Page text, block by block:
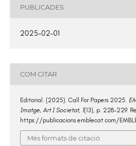
PUBLICADES
2025-02-01
COM CITAR
Editorial. (2025). Call For Papers 2025.
Imatge, Art I Societat, 1(13), p. 228–229.
https://publicacions.emblecat.com/
Més formats de citació